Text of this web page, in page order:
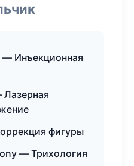
— Инъекционная
Лазерная
фигуры
— Трихология